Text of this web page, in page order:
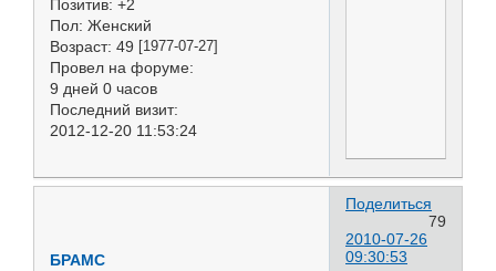
Позитив: +2
Пол: Женский
Возраст: 49 [1977-07-27]
Провел на форуме:
9 дней 0 часов
Последний визит:
2012-12-20 11:53:24
Поделиться
79
2010-07-26
09:30:53
БРАМС